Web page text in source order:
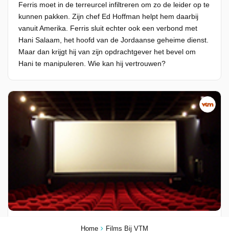
Home Films Bij VTM
Ferris moet in de terreurcel infiltreren om zo de leider op te
kunnen pakken. Zijn chef Ed Hoffman helpt hem daarbij
vanuit Amerika. Ferris sluit echter ook een verbond met
Hani Salaam, het hoofd van de Jordaanse geheime dienst.
Maar dan krijgt hij van zijn opdrachtgever het bevel om
Hani te manipuleren. Wie kan hij vertrouwen?